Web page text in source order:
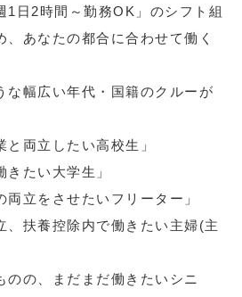
1日2時間～勤務OK」のシフト組
、あなたの都合に合わせて働く
な幅広い年代・国籍のクルーが
と両立したい高校生」
きたい大学生」
両立をさせたいフリーター」
、扶養控除内で働きたい主婦(主
のの、まだまだ働きたいシニ